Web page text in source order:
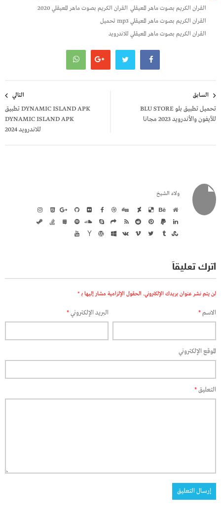
القران الكريم بصوت ماهر المعيقلي القران الكريم بصوت ماهر المعيقلي 2020
القران الكريم بصوت ماهر المعيقلي mp3 تحميل
القران الكريم بصوت ماهر المعيقلي للاندرويد
المقالات
السابق
تحميل تطبيق بلو BLU STORE
للآيفون والأندرويد 2023 مجانا
التالي
DYNAMIC ISLAND APK تطبيق
DYNAMIC ISLAND APK
للاندرويد 2024
ولاء الشيخ
اترك تعليقاً
لن يتم نشر عنوان بريدك الإلكتروني. الحقول الإلزامية مشار إليها بـ *
الاسم* البريد الإلكتروني*
الموقع الإلكتروني
التعليق*